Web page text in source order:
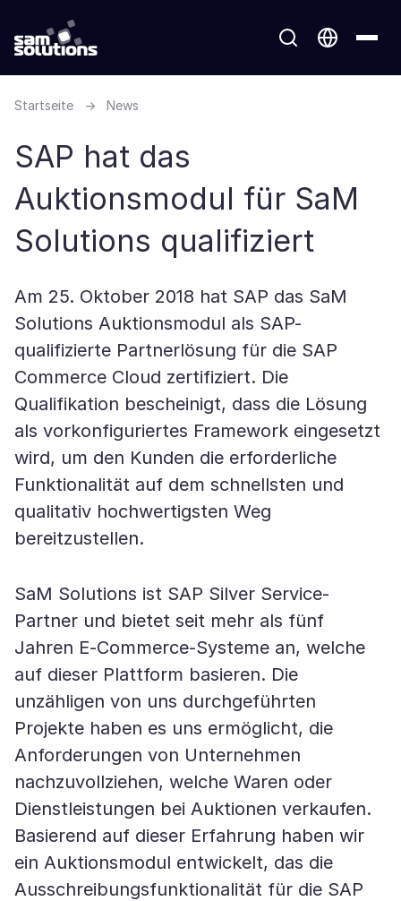
Startseite → News
SAP hat das
Auktionsmodul für SaM
Solutions qualifiziert
Am 25. Oktober 2018 hat SAP das SaM
Solutions Auktionsmodul als SAP-
qualifizierte Partnerlösung für die SAP
Commerce Cloud zertifiziert. Die
Qualifikation bescheinigt, dass die Lösung
als vorkonfiguriertes Framework eingesetzt
wird, um den Kunden die erforderliche
Funktionalität auf dem schnellsten und
qualitativ hochwertigsten Weg
bereitzustellen.
SaM Solutions ist SAP Silver Service-
Partner und bietet seit mehr als fünf
Jahren E-Commerce-Systeme an, welche
auf dieser Plattform basieren. Die
unzähligen von uns durchgeführten
Projekte haben es uns ermöglicht, die
Anforderungen von Unternehmen
nachzuvollziehen, welche Waren oder
Dienstleistungen bei Auktionen verkaufen.
Basierend auf dieser Erfahrung haben wir
ein Auktionsmodul entwickelt, das die
Ausschreibungsfunktionalität für die SAP